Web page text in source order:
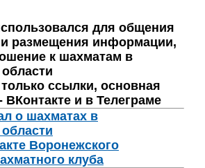
для общения
размещения информации,
к шахматам в
ссылки, основная
и в Телеграме
о шахматах в
Воронежского
клуба